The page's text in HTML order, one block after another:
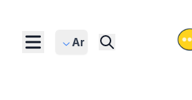
Ar